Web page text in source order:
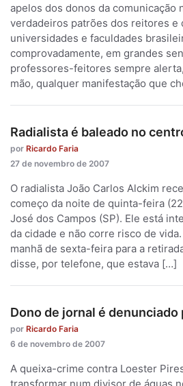
apelos dos donos da comunicação
verdadeiros patrões dos reitores e
universidades e faculdades
comprovadamente, em grandes
professores-feitores sempre
mão, qualquer manifestação que
Radialista é baleado no
por Ricardo Faria
27 de novembro de 2007
O radialista João Carlos Alckim
começo da noite de quinta-feira
José dos Campos (SP). Ele está
da cidade e não corre risco de
manhã de sexta-feira para a
disse, por telefone, que estava […]
Dono de jornal é denunciado
por Ricardo Faria
6 de novembro de 2007
A queixa-crime contra Loester